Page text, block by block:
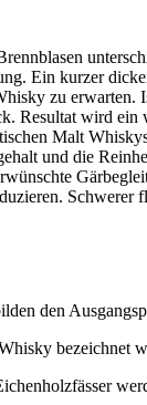
Ein kurzer
zu erwarten.
Resultat wird
Malt
und die
Schwerer
den
bezeichnet